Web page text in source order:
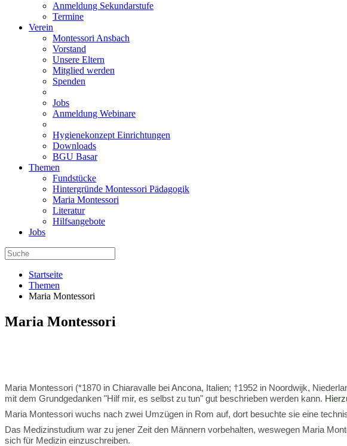
Anmeldung Sekundarstufe
Termine
Verein
Montessori Ansbach
Vorstand
Unsere Eltern
Mitglied werden
Spenden
Jobs
Anmeldung Webinare
Hygienekonzept Einrichtungen
Downloads
BGU Basar
Themen
Fundstücke
Hintergründe Montessori Pädagogik
Maria Montessori
Literatur
Hilfsangebote
Jobs
Startseite
Themen
Maria Montessori
Maria Montessori
Maria Montessori (*1870 in Chiaravalle bei Ancona, Italien; †1952 in Noordwijk,
mit dem Grundgedanken "Hilf mir, es selbst zu tun" gut beschrieben werden kann.
Maria Montessori wuchs nach zwei Umzügen in Rom auf, dort besuchte sie eine
Das Medizinstudium war zu jener Zeit den Männern vorbehalten, weswegen Maria
sich für Medizin einzuschreiben.